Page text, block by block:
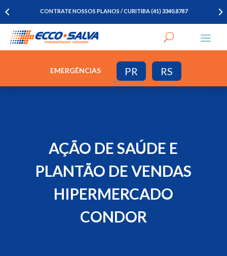
CONTRATE NOSSOS PLANOS / CURITIBA (41) 3340.8787
EMERGÊNCIAS PR RS
AÇÃO DE SAÚDE E
PLANTÃO DE VENDAS
HIPERMERCADO
CONDOR